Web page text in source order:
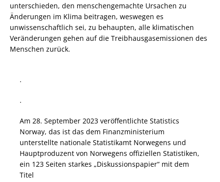
unterschieden, den menschengemachte Ursachen zu
Änderungen im Klima beitragen, weswegen es
unwissenschaftlich sei, zu behaupten, alle klimatischen
Veränderungen gehen auf die Treibhausgasemissionen des
Menschen zurück.
.
.
Am 28. September 2023 veröffentlichte Statistics
Norway, das ist das dem Finanzministerium
unterstellte nationale Statistikamt Norwegens und
Hauptproduzent von Norwegens offiziellen Statistiken,
ein 123 Seiten starkes „Diskussionspapier“ mit dem
Titel